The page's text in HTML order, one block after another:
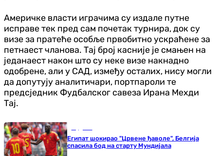
Америчке власти играчима су издале путне
исправе тек пред сам почетак турнира, док су
визе за пратеће особље првобитно ускраћене за
петнаест чланова. Тај број касније је смањен на
једанаест након што су неке визе накнадно
одобрене, али у САД, између осталих, нису могли
да допутују аналитичари, портпароли те
предсједник Фудбалског савеза Ирана Мехди
Тај.
Египат шокирао "Црвене ђаволе", Белгија
спасила бод на старту Мундијала